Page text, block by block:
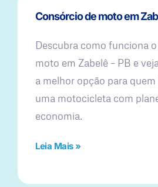
Consórcio de moto em
Descubra como funciona
moto em Zabelê – PB e
a melhor opção para
uma motocicleta com
economia.
Leia Mais »